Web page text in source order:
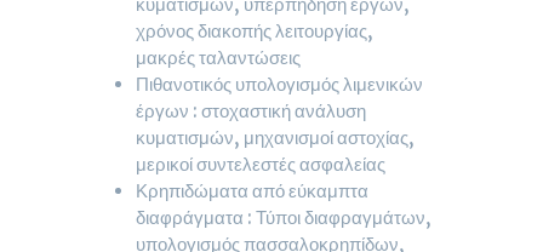
χρόνος διακοπής λειτουργίας,
μακρές ταλαντώσεις
Πιθανοτικός υπολογισμός λιμενικών
έργων : στοχαστική ανάλυση
κυματισμών, μηχανισμοί αστοχίας,
μερικοί συντελεστές ασφαλείας
Κρηπιδώματα από εύκαμπτα
διαφράγματα : Τύποι διαφραγμάτων,
υπολογισμός πασσαλοκρηπίδων,